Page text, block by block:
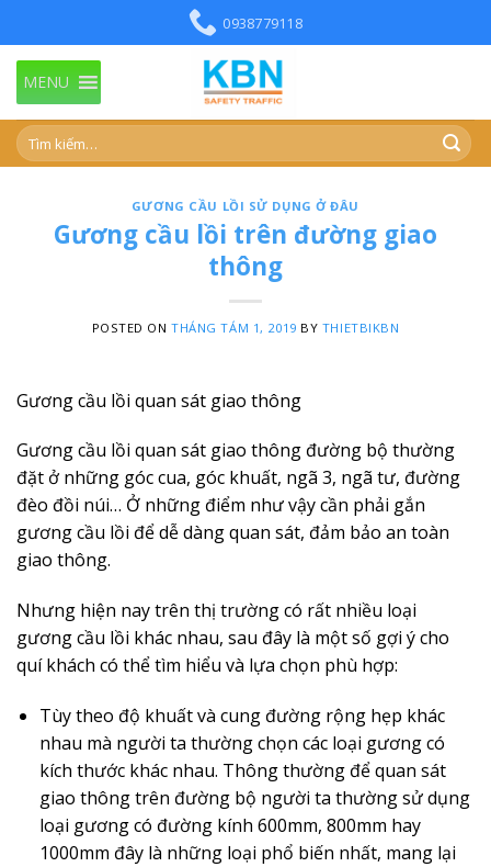
to
content
0938779118
MENU
GƯƠNG CẦU LỒI SỬ DỤNG Ở ĐÂU
Gương cầu lồi trên đường giao
thông
POSTED ONTHÁNG TÁM 1, 2019 BY THIETBIKBN
Gương cầu lồi quan sát giao thông
Gương cầu lồi quan sát giao thông đường bộ thường
đặt ở những góc cua, góc khuất, ngã 3, ngã tư, đường
đèo đồi núi… Ở những điểm như vậy cần phải gắn
gương cầu lồi để dễ dàng quan sát, đảm bảo an toàn
giao thông.
Nhưng hiện nay trên thị trường có rất nhiều loại
gương cầu lồi khác nhau, sau đây là một số gợi ý cho
quí khách có thể tìm hiểu và lựa chọn phù hợp:
Tùy theo độ khuất và cung đường rộng hẹp khác
nhau mà người ta thường chọn các loại gương có
kích thước khác nhau. Thông thường để quan sát
giao thông trên đường bộ người ta thường sử dụng
loại gương có đường kính 600mm, 800mm hay
1000mm đây là những loại phổ biến nhất, mang lại